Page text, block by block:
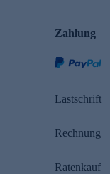
Zahlung
Lastschrift
Rechnung
Ratenkauf